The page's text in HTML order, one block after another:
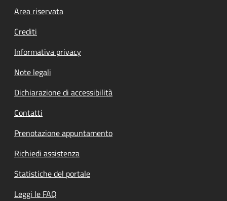
Footer menu
Area riservata
Crediti
Informativa privacy
Note legali
Dichiarazione di accessibilità
Contatti
Prenotazione appuntamento
Richiedi assistenza
Statistiche del portale
Leggi le FAQ